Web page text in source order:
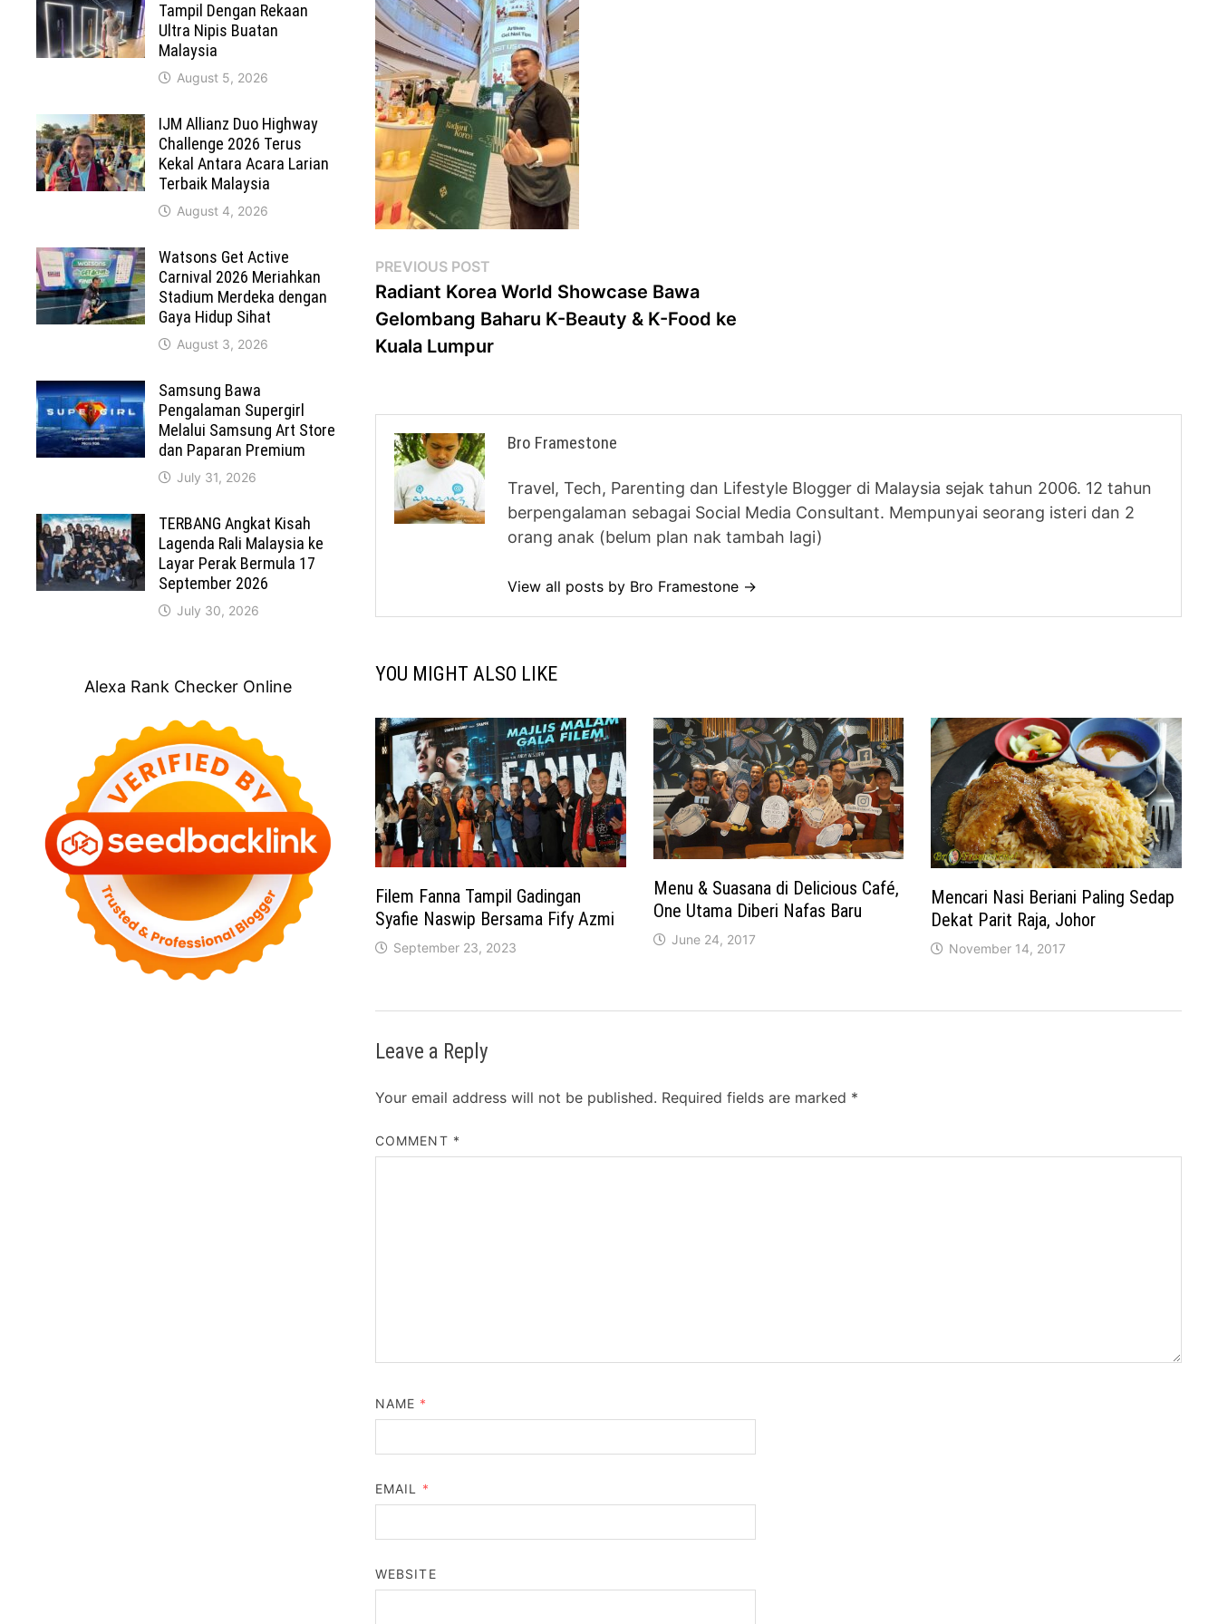
Post
navigation
PREVIOUS POST
post:
Radiant Korea World Showcase Bawa
Gelombang Baharu K-Beauty & K-Food ke
Kuala Lumpur
Bro Framestone
Travel, Tech, Parenting dan Lifestyle Blogger di Malaysia sejak tahun 2006. 12 tahun
berpengalaman sebagai Social Media Consultant. Mempunyai seorang isteri dan 2
orang anak (belum plan nak tambah lagi)
View all posts by Bro Framestone →
YOU MIGHT ALSO LIKE
Filem Fanna Tampil Gadingan
Syafie Naswip Bersama Fify Azmi
September 23, 2023
Menu & Suasana di Delicious Café,
One Utama Diberi Nafas Baru
June 24, 2017
Mencari Nasi Beriani Paling Sedap
Dekat Parit Raja, Johor
November 14, 2017
Leave a Reply
Your email address will not be published. Required fields are marked *
COMMENT *
NAME *
EMAIL *
WEBSITE
Tampil Dengan Rekaan
Ultra Nipis Buatan
Malaysia
August 5, 2026
IJM Allianz Duo Highway
Challenge 2026 Terus
Kekal Antara Acara Larian
Terbaik Malaysia
August 4, 2026
Watsons Get Active
Carnival 2026 Meriahkan
Stadium Merdeka dengan
Gaya Hidup Sihat
August 3, 2026
Samsung Bawa
Pengalaman Supergirl
Melalui Samsung Art Store
dan Paparan Premium
July 31, 2026
TERBANG Angkat Kisah
Lagenda Rali Malaysia ke
Layar Perak Bermula 17
September 2026
July 30, 2026
Alexa Rank Checker Online